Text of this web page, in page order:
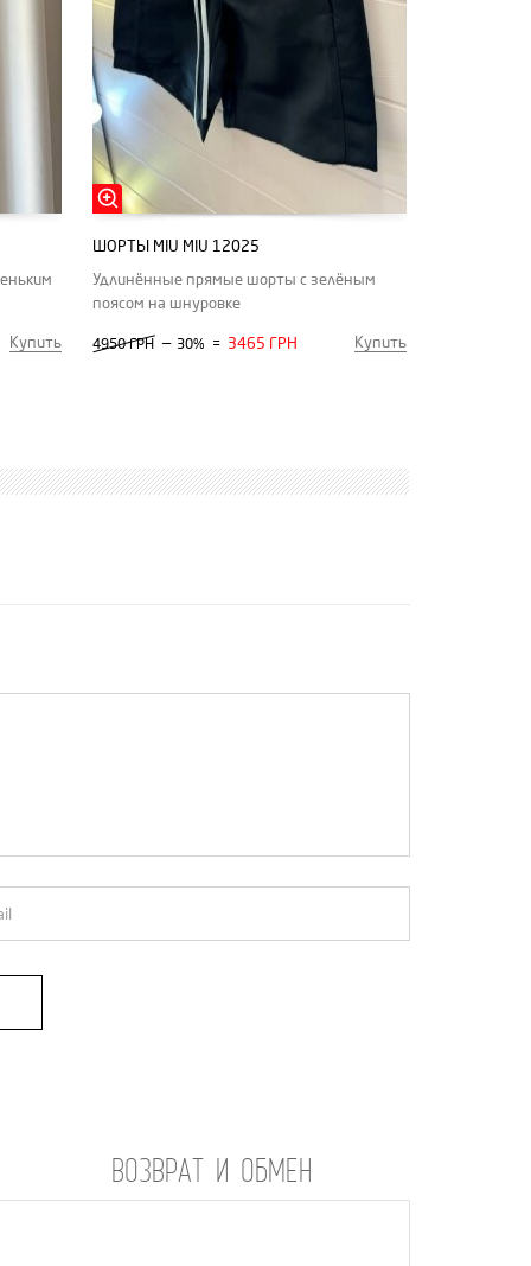
Купить
ШОРТЫ MIU MIU 12025
Удлинённые прямые шорты с зелёным
поясом на шнуровке
4950 ГРН — 30% = 3465 ГРН Купить
ВОЗВРАТ И ОБМЕН